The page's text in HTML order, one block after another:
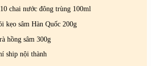
chai nước đông trùng 100ml
kẹo sâm Hàn Quốc 200g
hồng sâm 300g
ship nội thành